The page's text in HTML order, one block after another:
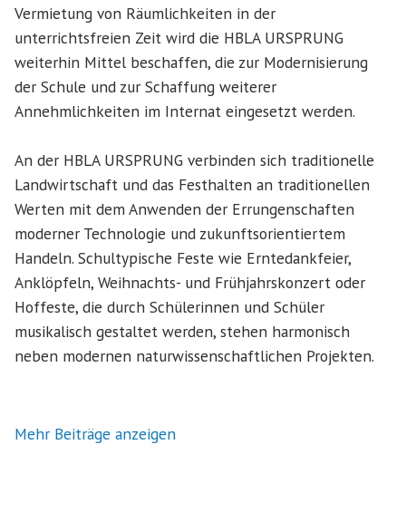
Vermietung von Räumlichkeiten in der
unterrichtsfreien Zeit wird die HBLA URSPRUNG
weiterhin Mittel beschaffen, die zur Modernisierung
der Schule und zur Schaffung weiterer
Annehmlichkeiten im Internat eingesetzt werden.
An der HBLA URSPRUNG verbinden sich traditionelle
Landwirtschaft und das Festhalten an traditionellen
Werten mit dem Anwenden der Errungenschaften
moderner Technologie und zukunftsorientiertem
Handeln. Schultypische Feste wie Erntedankfeier,
Anklöpfeln, Weihnachts- und Frühjahrskonzert oder
Hoffeste, die durch Schülerinnen und Schüler
musikalisch gestaltet werden, stehen harmonisch
neben modernen naturwissenschaftlichen Projekten.
Mehr Beiträge anzeigen